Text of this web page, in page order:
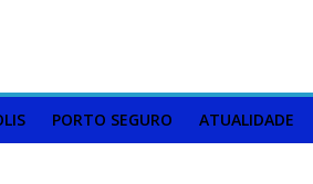
PORTO SEGURO ATUALIDADE